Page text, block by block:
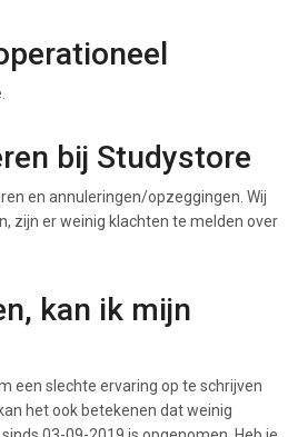
bij Studystore
en annuleringen/opzeggingen. Wij
zijn er weinig klachten te melden over
kan ik mijn
een slechte ervaring op te schrijven
het ook betekenen dat weinig